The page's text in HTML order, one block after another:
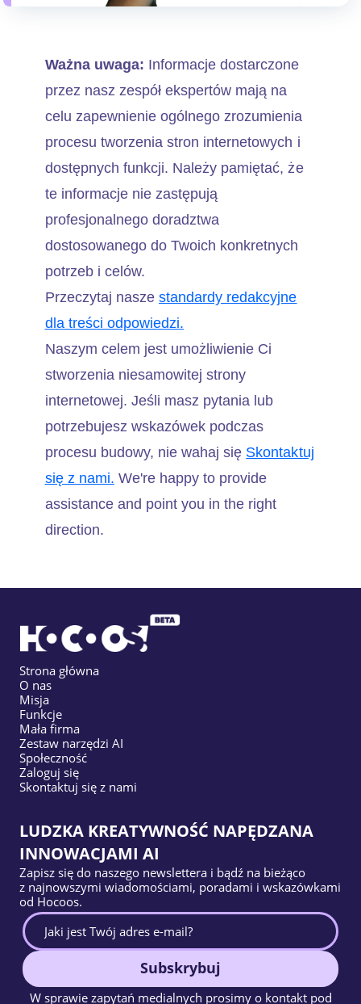
Ważna uwaga: Informacje dostarczone
przez nasz zespół ekspertów mają na
celu zapewnienie ogólnego zrozumienia
procesu tworzenia stron internetowych i
dostępnych funkcji. Należy pamiętać, że
te informacje nie zastępują
profesjonalnego doradztwa
dostosowanego do Twoich konkretnych
potrzeb i celów.
Przeczytaj nasze standardy redakcyjne
dla treści odpowiedzi.
Naszym celem jest umożliwienie Ci
stworzenia niesamowitej strony
internetowej. Jeśli masz pytania lub
potrzebujesz wskazówek podczas
procesu budowy, nie wahaj się Skontaktuj
się z nami. We're happy to provide
assistance and point you in the right
direction.
Strona główna
O nas
Misja
Funkcje
Mała firma
Zestaw narzędzi AI
Społeczność
Zaloguj się
Skontaktuj się z nami
LUDZKA KREATYWNOŚĆ NAPĘDZANA
INNOWACJAMI AI
Zapisz się do naszego newslettera i bądź na bieżąco
z najnowszymi wiadomościami, poradami i wskazówkami
od Hocoos.
Subskrybuj
W sprawie zapytań medialnych prosimy o kontakt pod